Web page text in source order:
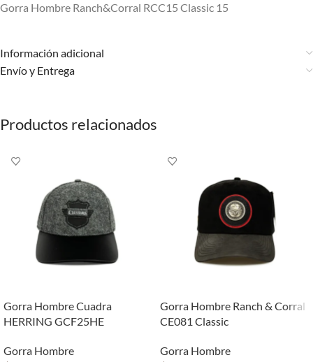
Gorra Hombre Ranch&Corral RCC15 Classic 15
Información adicional
Envío y Entrega
Productos relacionados
Gorra Hombre Cuadra
HERRING GCF25HE
Gorra Hombre
Gorra Hombre Ranch & Corral
CE081 Classic
Gorra Hombre